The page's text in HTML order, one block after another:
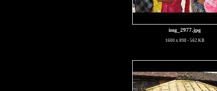
img_2977.jpg
1600 x 898 - 562 KB